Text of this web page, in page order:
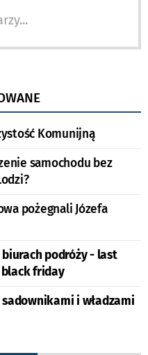
Komunijną
samochodu bez
pożegnali Józefa
podróży - last
friday
sadownikami i władzami